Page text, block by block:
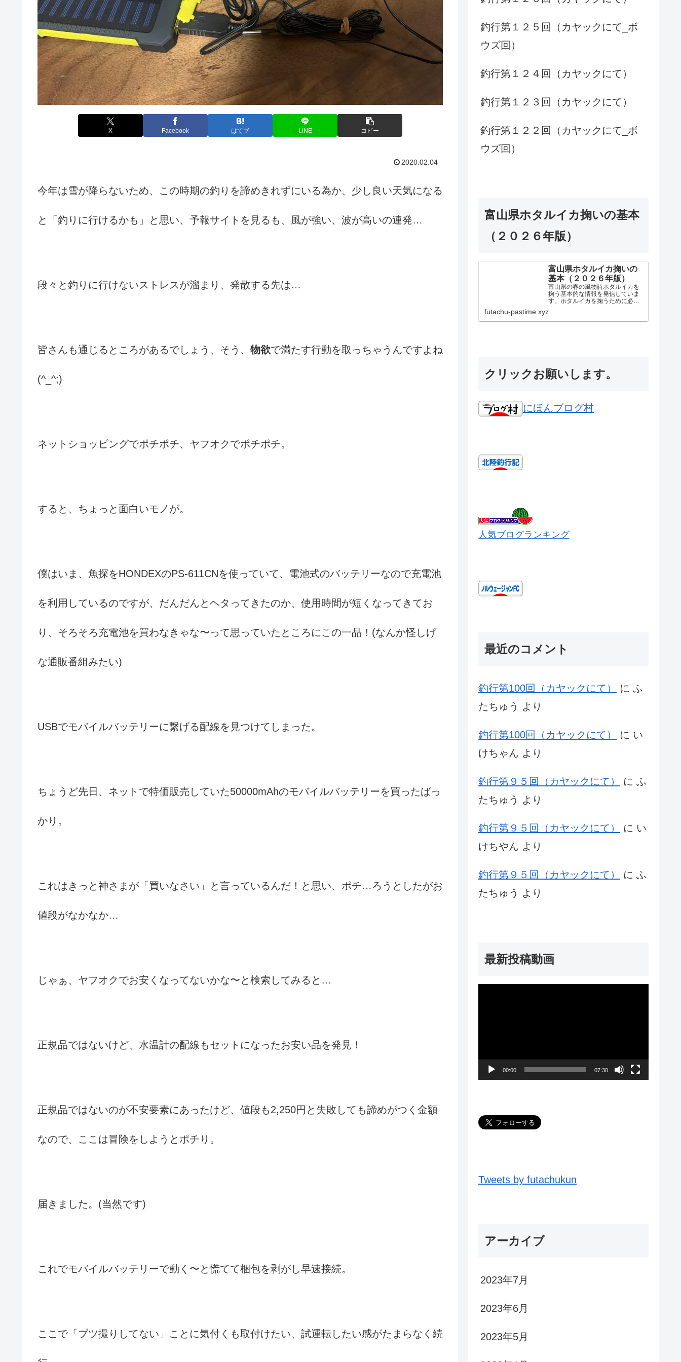
X Facebook はてブ LINE コピー
2020.02.04
今年は雪が降らないため、この時期の釣りを諦めきれずにいる為か、少し良い天気になる
と「釣りに行けるかも」と思い、予報サイトを見るも、風が強い、波が高いの連発…
段々と釣りに行けないストレスが溜まり、発散する先は…
皆さんも通じるところがあるでしょう、そう、 物欲で満たす行動を取っちゃうんですよね
(^_^;)
ネットショッピングでポチポチ、ヤフオクでポチポチ。
すると、ちょっと面白いモノが。
僕はいま、魚探をHONDEXのPS-611CNを使っていて、電池式のバッテリーなので充電池
を利用しているのですが、だんだんとヘタってきたのか、使用時間が短くなってきてお
り、そろそろ充電池を買わなきゃな〜って思っていたところにこの一品！(なんか怪しげ
な通販番組みたい)
USBでモバイルバッテリーに繋げる配線を見つけてしまった。
ちょうど先日、ネットで特価販売していた50000mAhのモバイルバッテリーを買ったばっ
かり。
これはきっと神さまが「買いなさい」と言っているんだ！と思い、ポチ…ろうとしたがお
値段がなかなか…
じゃぁ、ヤフオクでお安くなってないかな〜と検索してみると…
正規品ではないけど、水温計の配線もセットになったお安い品を発見！
正規品ではないのが不安要素にあったけど、値段も2,250円と失敗しても諦めがつく金額
なので、ここは冒険をしようとポチり。
届きました。(当然です)
これでモバイルバッテリーで動く〜と慌てて梱包を剥がし早速接続。
ここで「ブツ撮りしてない」ことに気付くも取付けたい、試運転したい感がたまらなく続
釣行第１２５回（カヤックにて_ボ
ウズ回）
釣行第１２４回（カヤックにて）
釣行第１２３回（カヤックにて）
釣行第１２２回（カヤックにて_ボ
ウズ回）
富山県ホタルイカ掬いの基本
（２０２６年版）
富山県ホタルイカ掬いの
基本（２０２６年版）
富山県の春の風物詩ホタルイカを
掬う基本的な情報を発信していま
す。ホタルイカを掬うために必要
マナーなどを発信しています。少
しでも皆様の参考になれば嬉しい
futachu-pastime.xyz
クリックお願いします。
にほんブログ村
人気ブログランキング
最近のコメント
釣行第100回（カヤックにて） に ふ
たちゅう
より
釣行第100回（カヤックにて） に い
けちゃん より
釣行第９５回（カヤックにて） に ふ
たちゅう
より
釣行第９５回（カヤックにて） に い
けちやん より
釣行第９５回（カヤックにて） に ふ
たちゅう
より
最新投稿動画
00:00 07:30
Tweets by futachukun
アーカイブ
2023年7月
2023年6月
2023年5月